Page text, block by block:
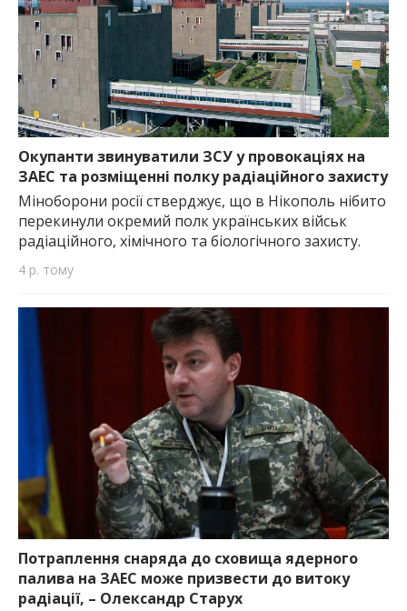
Окупанти звинуватили ЗСУ у провокаціях на
ЗАЕС та розміщенні полку радіаційного захисту
Міноборони росії стверджує, що в Нікополь нібито
перекинули окремий полк українських військ
радіаційного, хімічного та біологічного захисту.
4 р. тому
Потраплення снаряда до сховища ядерного
палива на ЗАЕС може призвести до витоку
радіації, – Олександр Старух